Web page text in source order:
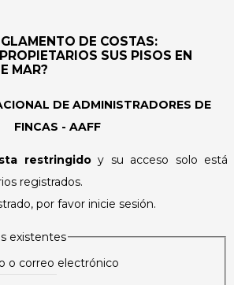
DE COSTAS:
SUS PISOS EN
MAR?
DE ADMINISTRADORES DE
FINCAS - AAFF
restringidoy su acceso solo está
registrados.
por favor inicie sesión.
existentes
o correo electrónico